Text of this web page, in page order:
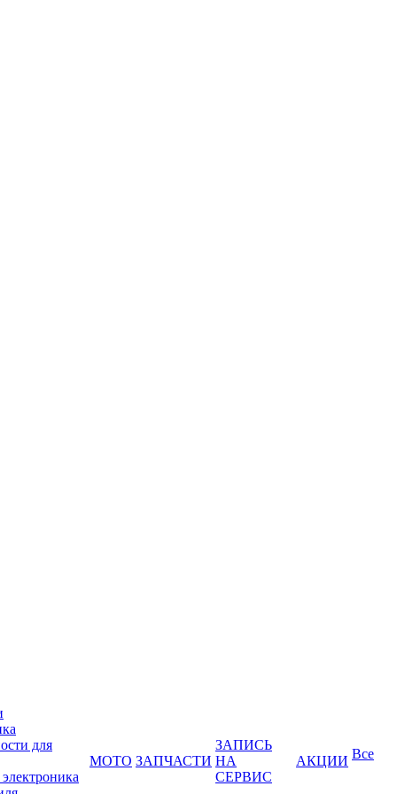
для
МОТО ЗАПЧАСТИ
ЗАПИСЬ
НА
СЕРВИС
АКЦИИ Все